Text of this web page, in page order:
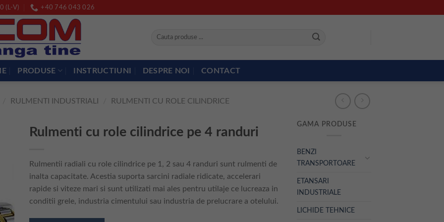
(L-V) +40 746 043 026
Caută
PRODUSE INSTRUCTIUNI DESPRE NOI CONTACT
RULMENTI INDUSTRIALI RULMENTI CU ROLE CILINDRICE
Rulmenti cu role cilindrice pe 4 randuri
Rulmentii radiali cu role cilindrice pe 1, 2 sau 4 randuri sunt rulmenti de
inalta capacitate. Acestia suporta sarcini radiale ridicate, accelerari
rapide si viteze mari si sunt utilizati mai ales pentru utilaje ce lucreaza in
conditii grele, industria cimentului sau industria de prelucrare a otelului.
GAMA PRODUSE
BENZI
TRANSPORTOARE
ETANSARI
INDUSTRIALE
LICHIDE TEHNICE